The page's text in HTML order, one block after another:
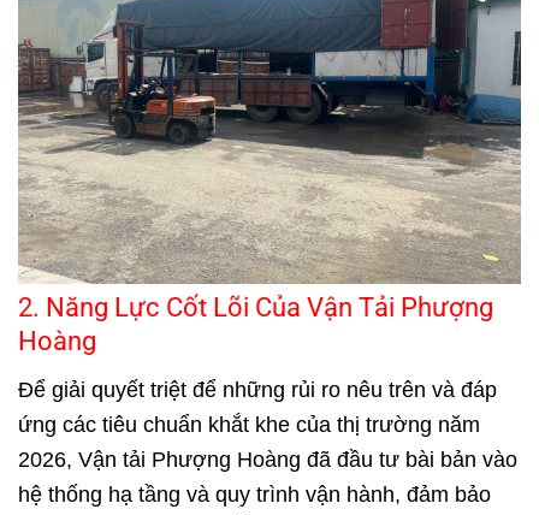
2. Năng Lực Cốt Lõi Của Vận Tải Phượng
Hoàng
Để giải quyết triệt để những rủi ro nêu trên và đáp
ứng các tiêu chuẩn khắt khe của thị trường năm
2026, Vận tải Phượng Hoàng đã đầu tư bài bản vào
hệ thống hạ tầng và quy trình vận hành, đảm bảo